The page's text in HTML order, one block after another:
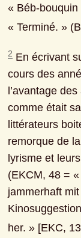
« Béb-
« Terminé. »
2 En écrivant
cours des
l’avantage
comme était
littérateurs
remorque de
lyrisme et
(EKCM, 48 =
jammerhaft
her. » [EKC,